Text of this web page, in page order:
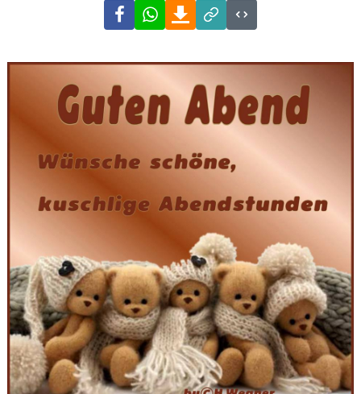
FacebookWhatsAppDownload
Link
Code